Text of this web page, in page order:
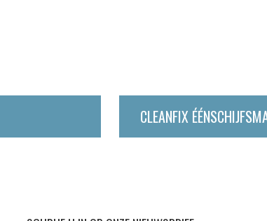
CLEANFIX